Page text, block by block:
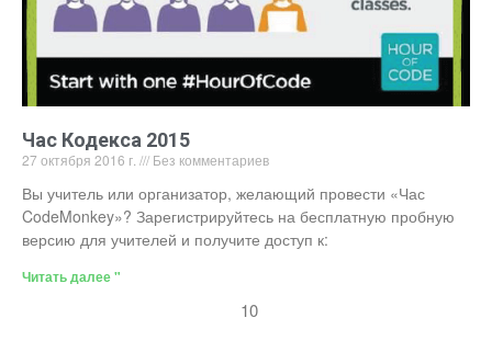
Час Кодекса 2015
27 октября 2016 г. Без комментариев
Вы учитель или организатор, желающий провести «Час
CodeMonkey»? Зарегистрируйтесь на бесплатную пробную
версию для учителей и получите доступ к:
Читать далее "
10